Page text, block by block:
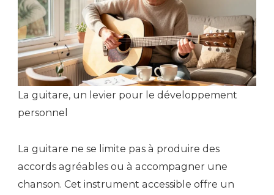
La guitare, un levier pour le développement
personnel
La guitare ne se limite pas à produire des
accords agréables ou à accompagner une
chanson. Cet instrument accessible offre un